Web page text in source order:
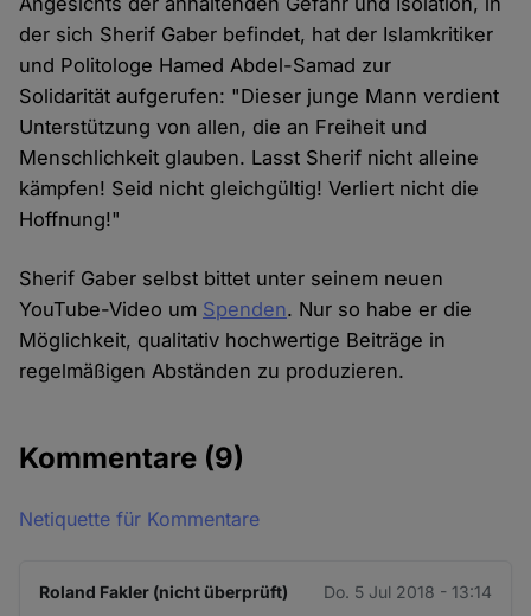
der sich Sherif Gaber befindet, hat der Islamkritiker
und Politologe Hamed Abdel-Samad zur
Solidarität aufgerufen: "Dieser junge Mann verdient
Unterstützung von allen, die an Freiheit und
Menschlichkeit glauben. Lasst Sherif nicht alleine
kämpfen! Seid nicht gleichgültig! Verliert nicht die
Hoffnung!"
Sherif Gaber selbst bittet unter seinem neuen
YouTube-Video um Spenden. Nur so habe er die
Möglichkeit, qualitativ hochwertige Beiträge in
regelmäßigen Abständen zu produzieren.
Kommentare (9)
Netiquette für Kommentare
Roland Fakler (nicht überprüft) Do. 5 Jul 2018 - 13:14